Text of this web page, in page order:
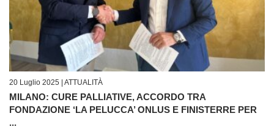
20 Luglio 2025 | ATTUALITÀ
MILANO: CURE PALLIATIVE, ACCORDO TRA
FONDAZIONE ‘LA PELUCCA’ ONLUS E FINISTERRE PER
...